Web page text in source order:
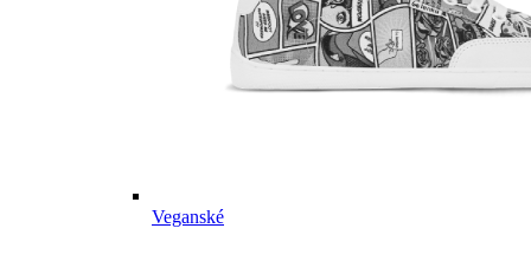
Veganské